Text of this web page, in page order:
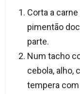
Corta a
pimentão
parte.
Num tacho
cebola, alho,
tempera